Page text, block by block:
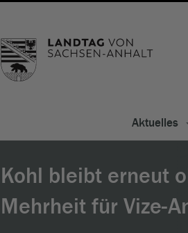
Aktuelles
Kohl bleibt erneut
Mehrheit für Vize-